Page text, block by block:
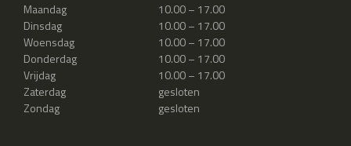
Maandag
10.00 – 17.00
Dinsdag
10.00 – 17.00
Woensdag
10.00 – 17.00
Donderdag
10.00 – 17.00
Vrijdag
10.00 – 17.00
Zaterdag
gesloten
Zondag
gesloten